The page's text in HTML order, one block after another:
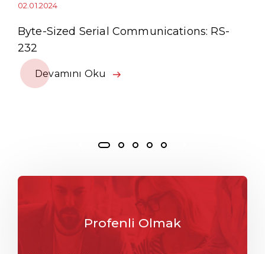
02.01.2024
Byte-Sized Serial Communications: RS-
232
Devamını Oku
Profenli Olmak